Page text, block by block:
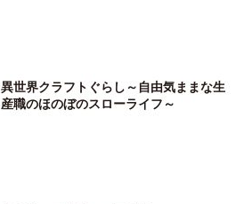
異世界クラフトぐらし～自由気ままな生
産職のほのぼのスローライフ～